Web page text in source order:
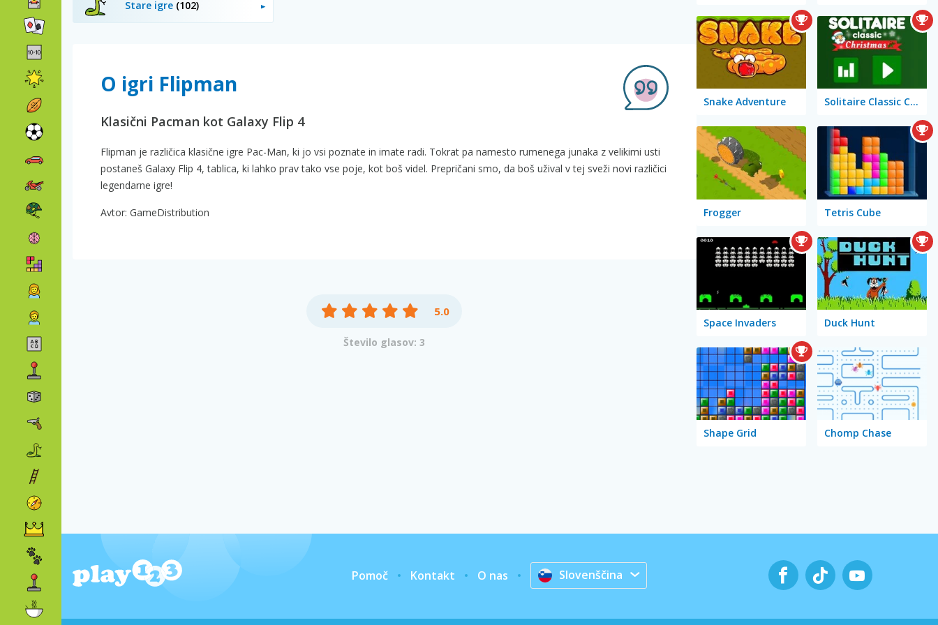
Stare igre (102)
O igri Flipman
Klasični Pacman kot Galaxy Flip 4
Flipman je različica klasične igre Pac-Man, ki jo vsi poznate in imate radi. Tokrat pa namesto rumenega junaka z velikimi usti
postaneš Galaxy Flip 4, tablica, ki lahko prav tako vse poje, kot boš videl. Prepričani smo, da boš užival v tej sveži novi različici
legendarne igre!
Avtor: GameDistribution
5.0
Število glasov: 3
Snake Adventure Solitaire Classic Christmas
Frogger Tetris Cube
Space Invaders Duck Hunt
Shape Grid Chomp Chase
Pomoč Kontakt O nas Slovenščina